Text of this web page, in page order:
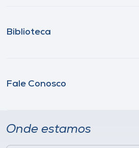
Biblioteca
Fale Conosco
Onde estamos